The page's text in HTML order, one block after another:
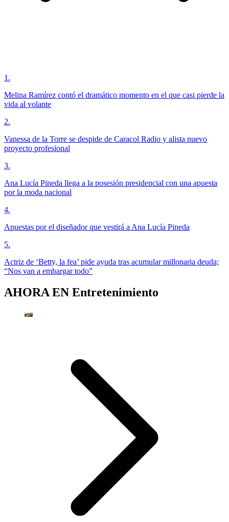
1 .
Melina Ramírez contó el dramático momento en el que casi pierde la
vida al volante
2.
Vanessa de la Torre se despide de Caracol Radio y alista nuevo
proyecto profesional
3.
Ana Lucía Pineda llega a la posesión presidencial con una apuesta
por la moda nacional
4.
Apuestas por el diseñador que vestirá a Ana Lucía Pineda
5.
Actriz de ‘Betty, la fea’ pide ayuda tras acumular millonaria deuda;
“Nos van a embargar todo”
AHORA EN Entretenimiento